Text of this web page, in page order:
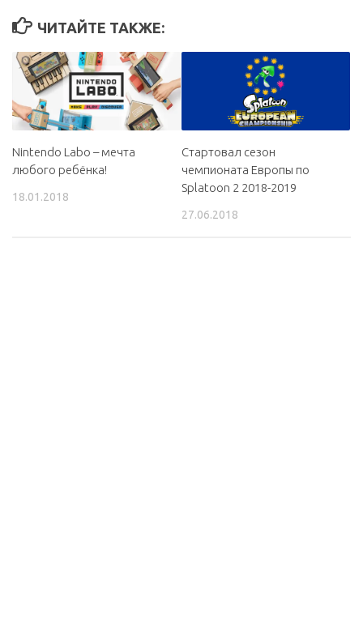
ЧИТАЙТЕ ТАКЖЕ:
Nintendo Labo – мечта
любого ребёнка!
18.01.2018
Стартовал сезон
чемпионата Европы по
Splatoon 2 2018-2019
27.06.2018